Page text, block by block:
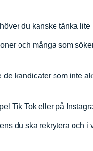
du kanske tänka lite
och många som
kandidater som inte
Tik Tok eller på
du ska rekrytera och i